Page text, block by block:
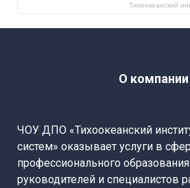
Тихоокеанский
О компании
ЧОУ ДПО «Тихоокеанский
систем» оказывает услуги в
профессионального
руководителей и специалистов